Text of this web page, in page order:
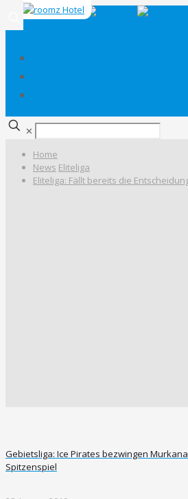
✕
Home
News Eliteliga
Eliteliga: Fällt bereits die
Gebietsliga: Ice Pirates bezwingen
Spitzenspiel